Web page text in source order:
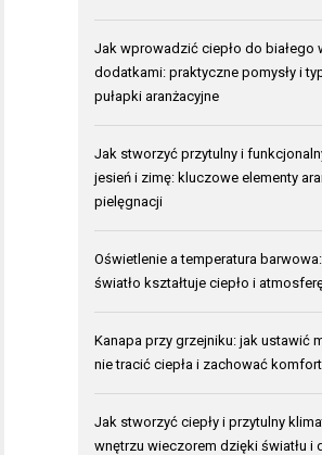
Jak wprowadzić ciepło do białego
dodatkami: praktyczne pomysły i
pułapki aranżacyjne
Jak stworzyć przytulny i
jesień i zimę: kluczowe elementy
pielęgnacji
Oświetlenie a temperatura
światło kształtuje ciepło i
Kanapa przy grzejniku: jak ustawić
nie tracić ciepła i zachować
Jak stworzyć ciepły i przytulny
wnętrzu wieczorem dzięki światłu i